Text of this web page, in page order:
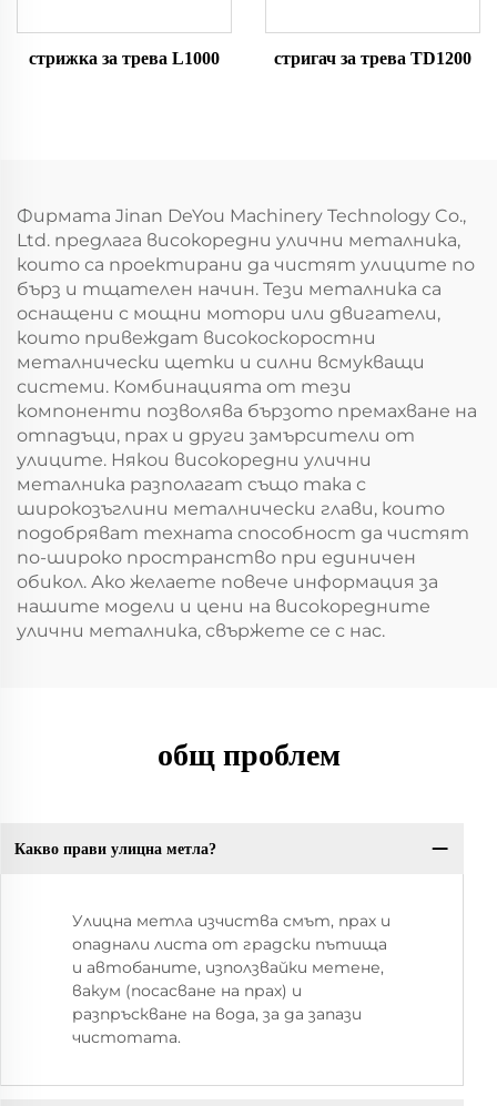
стрижка за трева L1000 стригач за трева TD1200
Фирмата Jinan DeYou Machinery Technology Co.,
Ltd. предлага високоредни улични металника,
които са проектирани да чистят улиците по
бърз и тщателен начин. Тези металника са
оснащени с мощни мотори или двигатели,
които привеждат високоскоростни
металнически щетки и силни всмукващи
системи. Комбинацията от тези
компоненти позволява бързото премахване на
отпадъци, прах и други замърсители от
улиците. Някои високоредни улични
металника разполагат също така с
широкозъглини металнически глави, които
подобряват техната способност да чистят
по-широко пространство при единичен
обикол. Ако желаете повече информация за
нашите модели и цени на високоредните
улични металника, свържете се с нас.
общ проблем
Какво прави улицна метла?
Улицна метла изчиства смът, прах и
опаднали листа от градски пътища
и автобаните, използвайки метене,
вакум (посасване на прах) и
разпръскване на вода, за да запази
чистотата.